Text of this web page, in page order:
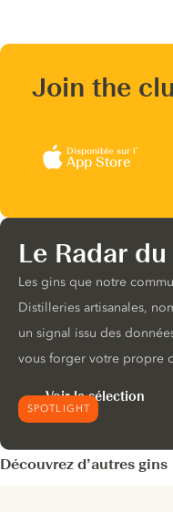
Join the
Disponible sur l’
App Store
SPOTLIGHT
Le Radar
Les gins que notre
Distilleries artisanales,
un signal issu des
vous forger votre propre
Voir la sélection
Découvrez d’autres gins